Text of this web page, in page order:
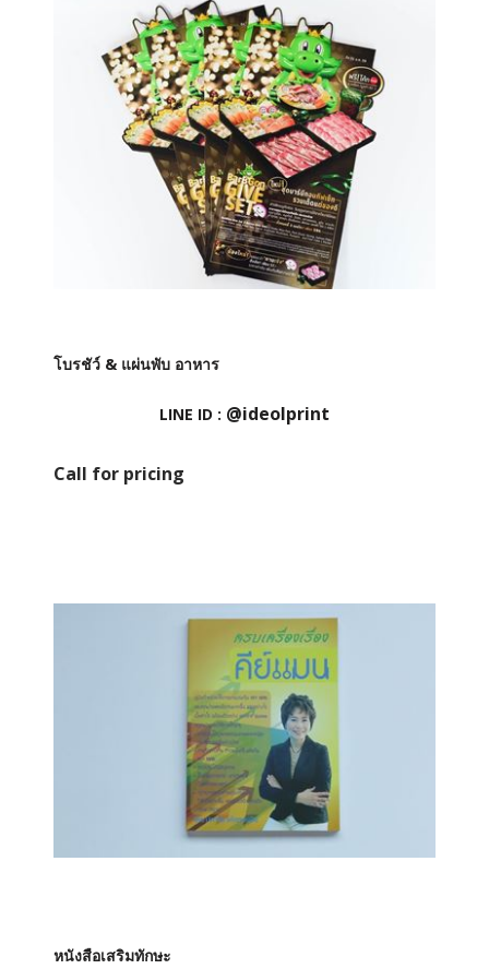
โบรชัว์ & แผ่นพับ อาหาร
LINE ID : @ideolprint
Call for pricing
หนังสือเสริมทักษะ